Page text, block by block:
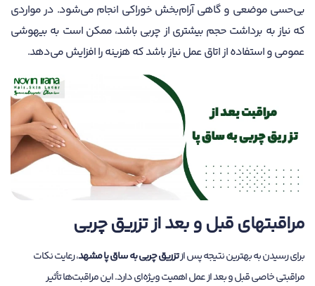
بی‌حسی موضعی و گاهی آرام‌بخش خوراکی انجام می‌شود. در مواردی
که نیاز به برداشت حجم بیشتری از چربی باشد، ممکن است به بیهوشی
عمومی و استفاده از اتاق عمل نیاز باشد که هزینه را افزایش می‌دهد.
مراقبتهای قبل و بعد از تزریق چربی
برای رسیدن به بهترین نتیجه پس ازتزریق چربی به ساق پا مشهد، رعایت نکات
مراقبتی خاصی قبل و بعد از عمل اهمیت ویژه‌ای دارد. این مراقبت‌ها تأثیر